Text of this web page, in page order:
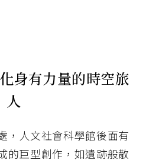
身有力量的時空旅
人
，人文社會科學館後面有
的巨型創作，如遺跡般散